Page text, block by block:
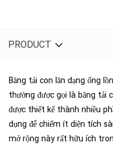
PRODUCT
Băng tải con lăn dạng ống
thường được gọi là băng tải
được thiết kế thành nhiều
dụng để chiếm ít diện tích
mở rộng này rất hữu ích